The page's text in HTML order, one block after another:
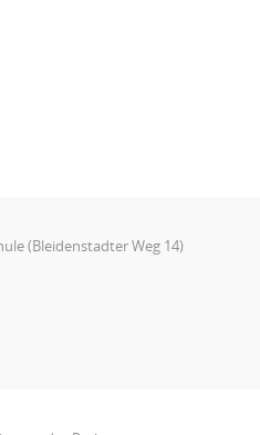
(Bleidenstadter Weg 14)